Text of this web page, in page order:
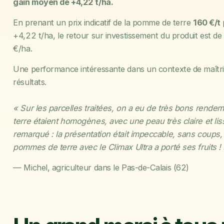
En prenant un prix indicatif de la pomme de terre 160 €/t
+4,22 t/ha, le retour sur investissement du produit est
€/ha.
Une performance intéressante dans un contexte de
résultats.
« Sur les parcelles traitées, on a eu de très bons
terre étaient homogènes, avec une peau très claire et
remarqué : la présentation était impeccable, sans
pommes de terre avec le Climax Ultra a porté ses fruits !
— Michel, agriculteur dans le Pas-de-Calais (62)